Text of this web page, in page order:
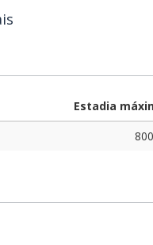
Estadia
800